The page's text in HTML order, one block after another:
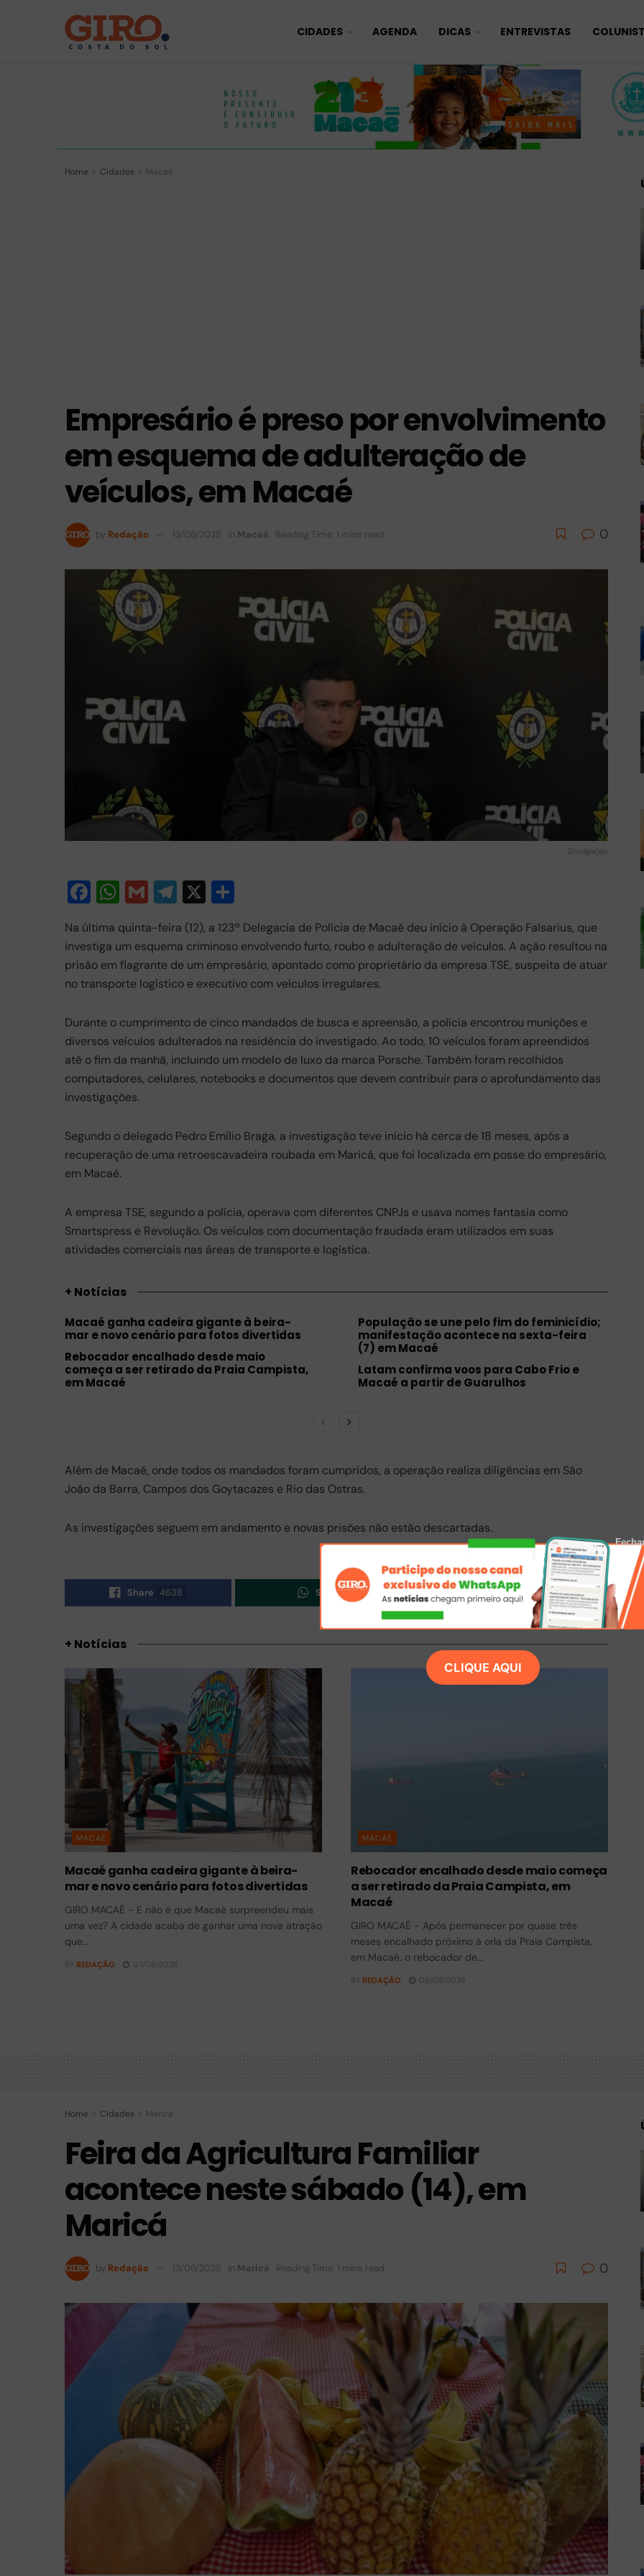
CIDADES AGENDA DICAS ENTREVISTAS
Home Cidades Macaé
Empresário é preso por envolvimento
em esquema de adulteração de
veículos, em Macaé
by Redação 13/06/2025 in Macaé Reading Time: 1 mins read 0
Divulgação
F
a
c
e
b
o
k
W
at
s
A
p
G
m
ail
T
el
e
gr
a
X S
ar
e
Na última quinta-feira (12), a 123ª Delegacia de Polícia de Macaé deu início à Operação Falsarius, que
investiga um esquema criminoso envolvendo furto, roubo e adulteração de veículos. A ação resultou na
prisão em flagrante de um empresário, apontado como proprietário da empresa TSE, suspeita de atuar
no transporte logístico e executivo com veículos irregulares.
Durante o cumprimento de cinco mandados de busca e apreensão, a polícia encontrou munições e
diversos veículos adulterados na residência do investigado. Ao todo, 10 veículos foram apreendidos
até o fim da manhã, incluindo um modelo de luxo da marca Porsche. Também foram recolhidos
computadores, celulares, notebooks e documentos que devem contribuir para o aprofundamento das
investigações.
Segundo o delegado Pedro Emílio Braga, a investigação teve início há cerca de 18 meses, após a
recuperação de uma retroescavadeira roubada em Maricá, que foi localizada em posse do empresário,
em Macaé.
A empresa TSE, segundo a polícia, operava com diferentes CNPJs e usava nomes fantasia como
Smartspress e Revolução. Os veículos com documentação fraudada eram utilizados em suas
atividades comerciais nas áreas de transporte e logística.
+ Notícias
Macaé ganha cadeira gigante à beira-
mar e novo cenário para fotos divertidas
Rebocador encalhado desde maio
começa a ser retirado da Praia Campista,
em Macaé
População se une pelo fim do feminicídio;
manifestação acontece na sexta-feira
(7) em Macaé
Latam confirma voos para Cabo Frio e
Macaé a partir de Guarulhos
Além de Macaé, onde todos os mandados foram cumpridos, a operação realiza diligências em São
João da Barra, Campos dos Goytacazes e Rio das Ostras.
As investigações seguem em andamento e novas prisões não estão descartadas.
Share 4638 Send Send
+ Notícias
MACAÉ
Macaé ganha cadeira gigante à beira-
mar e novo cenário para fotos divertidas
GIRO MACAÉ - E não é que Macaé surpreendeu mais
uma vez? A cidade acaba de ganhar uma nova atração
que...
BY REDAÇÃO 07/08/2026
MACAÉ
Rebocador encalhado desde maio começa
a ser retirado da Praia Campista, em
Macaé
GIRO MACAÉ - Após permanecer por quase três
meses encalhado próximo à orla da Praia Campista,
em Macaé, o rebocador de...
BY REDAÇÃO 06/08/2026
Home Cidades Maricá
Feira da Agricultura Familiar
acontece neste sábado (14), em
Maricá
by Redação 13/06/2025 in Maricá Reading Time: 1 mins read 0
CLIQUE AQUI